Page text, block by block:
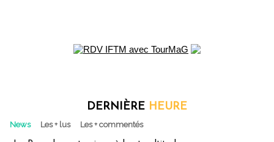
DERNIÈRE HEURE
News Les + lus Les + commentés